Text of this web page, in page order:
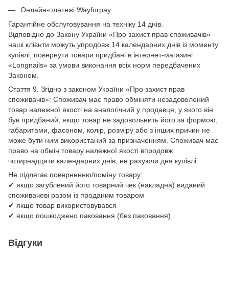
Онлайн-платежі Wayforpay
Гарантійне обслуговування на техніку 14 днів.
Відповідно до Закону України «Про захист прав споживачів»
наші клієнти можуть упродовж 14 календарних днів із моменту
купівлі, повернути товари придбані в інтернет-магазині
«Longnails» за умови виконання всіх норм передбачених
Законом.
Стаття 9. Згідно з законом України «Про захист прав
споживачів»: Споживач має право обміняти незадоволений
товар належної якості на аналогічний у продавця, у якого він
був придбаний, якщо товар не задовольнить його за формою,
габаритами, фасоном, колір, розміру або з інших причин не
може бути ним використаний за призначенням. Споживач має
право на обмін товару належної якості впродовж
чотирнадцяти календарних днів, не рахуючи дня купівлі.
Не підлягає поверненню/поміну товару:
✔ якщо загублений його товарний чек (накладна) виданий
споживачеві разом із проданим товаром
✔ якщо товар використовувався
✔ якщо пошкоджено паковання (без паковання)
Відгуки